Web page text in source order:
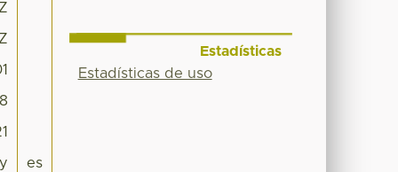
es
Estadísticas
Estadísticas de uso